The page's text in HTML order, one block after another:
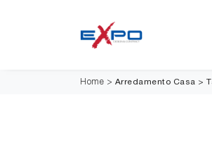
Home > Arredamento Casa >